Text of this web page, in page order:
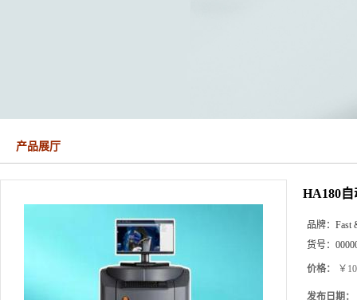
产品展厅
HA180
品牌： Fast
货号：
价格： ￥
发布日期：